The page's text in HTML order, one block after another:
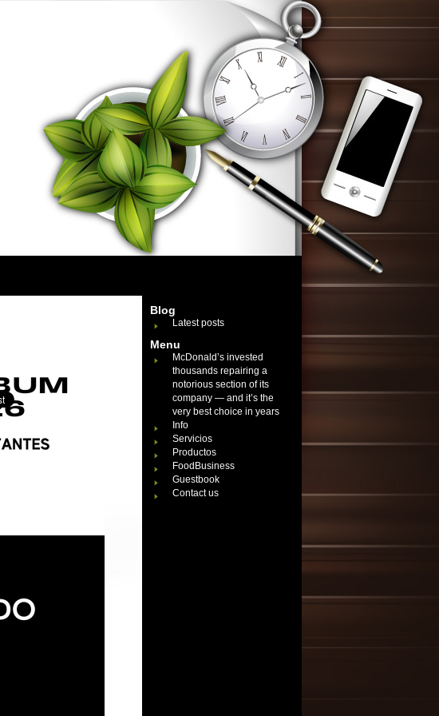
Blog
Latest posts
Menu
McDonald’s invested
thousands repairing a
notorious section of its
company — and it’s the
very best choice in years
Info
Servicios
Productos
FoodBusiness
Guestbook
Contact us